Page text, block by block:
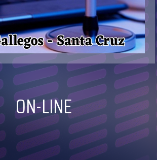
ON-LINE